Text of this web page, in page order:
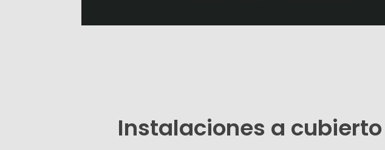
Instalaciones a